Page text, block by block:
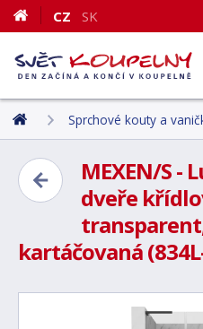
CZ SK
Sprchové kouty a
MEXEN/S -
dveře
kartáčovaná